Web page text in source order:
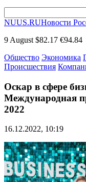
NUUS.RUНовости
9 August $82.17 €94.84
Общество Экономика
Происшествия
Оскар в сфере
Международная
2022
16.12.2022, 10:19